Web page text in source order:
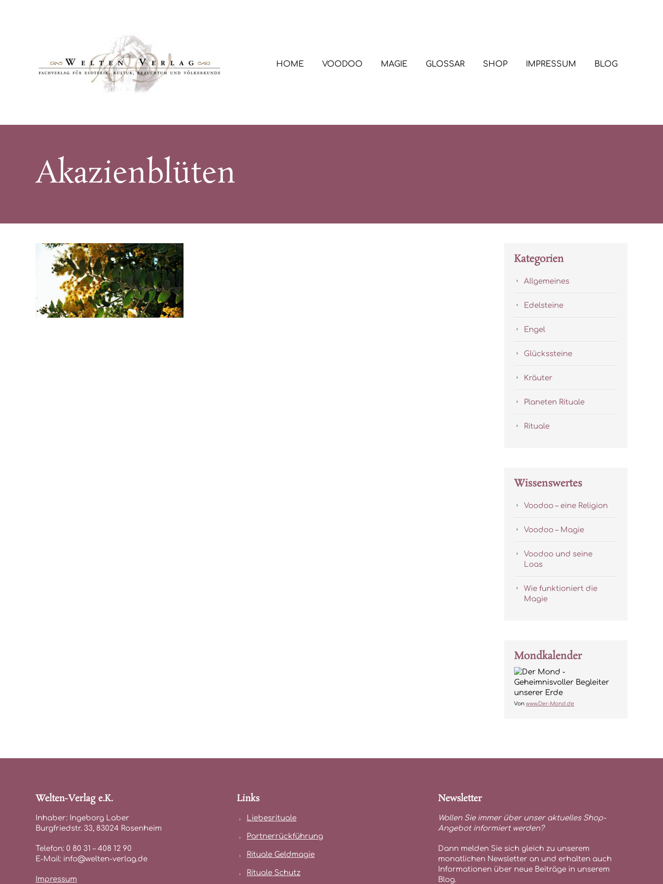
HOME VOODOO MAGIE GLOSSAR SHOP IMPRESSUM BLOG
Akazienblüten
Kategorien
Allgemeines
Edelsteine
Engel
Glückssteine
Kräuter
Planeten Rituale
Rituale
Wissenswertes
Voodoo – eine Religion
Voodoo – Magie
Voodoo und seine
Loas
Wie funktioniert die
Magie
Mondkalender
Von www.Der-Mond.de
Welten-Verlag e.K.
Inhaber: Ingeborg Laber
Burgfriedstr. 33, 83024 Rosenheim
Telefon: 0 80 31 – 408 12 90
E-Mail: info@welten-verlag.de
Impressum
Links
Liebesrituale
Partnerrückführung
Rituale Geldmagie
Rituale Schutz
Newsletter
Wollen Sie immer über unser aktuelles Shop-
Angebot informiert werden?
Dann melden Sie sich gleich zu unserem
monatlichen Newsletter an und erhalten auch
Informationen über neue Beiträge in unserem
Blog.